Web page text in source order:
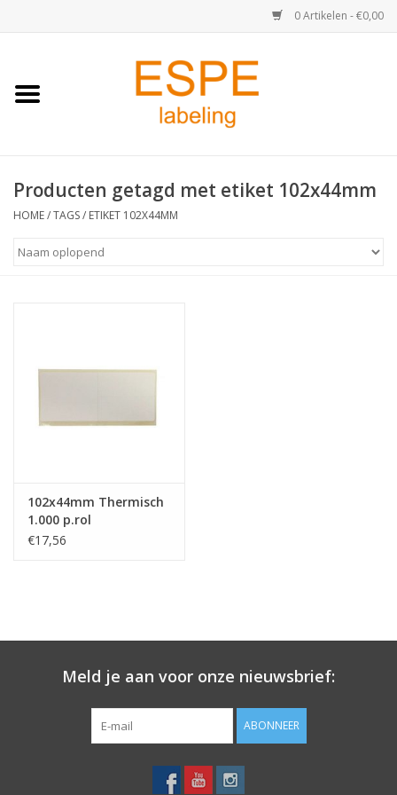
0 Artikelen - €0,00
Home
Retail
Producten getagd met etiket 102x44mm
HOME/TAGS/ ETIKET 102X44MM
102x44mm Thermisch
1.000 p.rol
€17,56
Meld je aan voor onze nieuwsbrief:
ABONNEER